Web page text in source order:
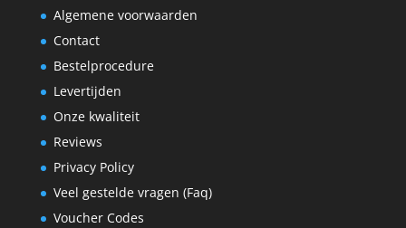
Algemene voorwaarden
Contact
Bestelprocedure
Levertijden
Onze kwaliteit
Reviews
Privacy Policy
Veel gestelde vragen (Faq)
Voucher Codes